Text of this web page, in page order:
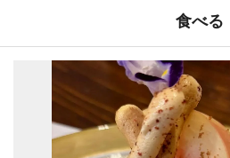
食べる